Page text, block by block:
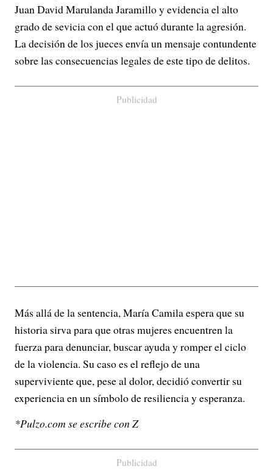
Juan David Marulanda Jaramillo y evidencia el alto
grado de sevicia con el que actuó durante la agresión.
La decisión de los jueces envía un mensaje contundente
sobre las consecuencias legales de este tipo de delitos.
Publicidad
Más allá de la sentencia, María Camila espera que su
historia sirva para que otras mujeres encuentren la
fuerza para denunciar, buscar ayuda y romper el ciclo
de la violencia. Su caso es el reflejo de una
superviviente que, pese al dolor, decidió convertir su
experiencia en un símbolo de resiliencia y esperanza.
*Pulzo.com se escribe con Z
Publicidad